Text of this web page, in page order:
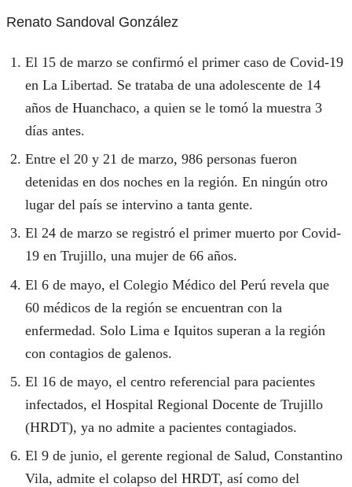
Renato Sandoval González
El 15 de marzo se confirmó el primer caso de Covid-19
en La Libertad. Se trataba de una adolescente de 14
años de Huanchaco, a quien se le tomó la muestra 3
días antes.
Entre el 20 y 21 de marzo, 986 personas fueron
detenidas en dos noches en la región. En ningún otro
lugar del país se intervino a tanta gente.
El 24 de marzo se registró el primer muerto por Covid-
19 en Trujillo, una mujer de 66 años.
El 6 de mayo, el Colegio Médico del Perú revela que
60 médicos de la región se encuentran con la
enfermedad. Solo Lima e Iquitos superan a la región
con contagios de galenos.
El 16 de mayo, el centro referencial para pacientes
infectados, el Hospital Regional Docente de Trujillo
(HRDT), ya no admite a pacientes contagiados.
El 9 de junio, el gerente regional de Salud, Constantino
Vila, admite el colapso del HRDT, así como del